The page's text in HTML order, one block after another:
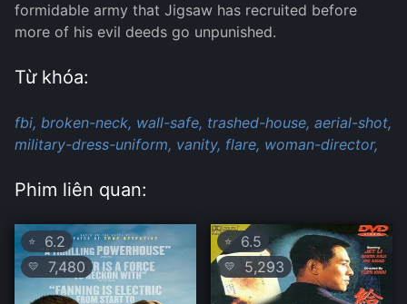
formidable army that Jigsaw has recruited before
more of his evil deeds go unpunished.
Từ khóa:
fbi, broken-neck, wall-safe, trashed-house, aerial-shot,
military-dress-uniform, vanity, flare, woman-director,
Phim liên quan:
⭐ 6.2
💛 7,480
⭐ 6.5
💛 5,293